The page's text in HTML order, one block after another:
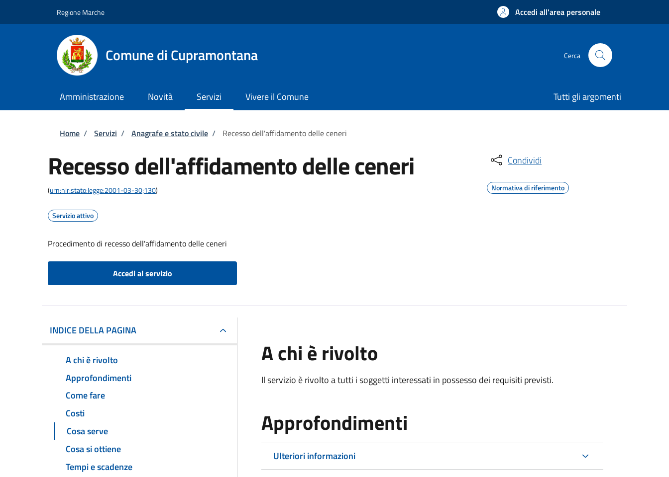
Regione Marche Accedi all'area personale
Comune di Cupramontana Cerca
Amministrazione Novità Servizi Vivere il Comune Tutti gli argomenti
Briciole di pane
Home / Servizi / Anagrafe e stato civile / Recesso dell'affidamento delle ceneri
Recesso dell'affidamento delle ceneri
(urn:nir:stato:legge:2001-03-30;130)
Servizio attivo
Procedimento di recesso dell'affidamento delle ceneri
Accedi al servizio
Condividi
Normativa di riferimento
INDICE DELLA PAGINA
A chi è rivolto
Approfondimenti
Come fare
Costi
Cosa serve
Cosa si ottiene
Tempi e scadenze
A chi è rivolto
Il servizio è rivolto a tutti i soggetti interessati in possesso dei requisiti previsti.
Approfondimenti
Ulteriori informazioni